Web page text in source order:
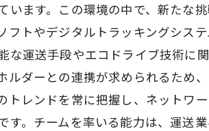
ます。この環境の中で、新たな
トやデジタルトラッキングシス
な運送手段やエコドライブ技術に
ルダーとの連携が求められるため
トレンドを常に把握し、ネットワ
す。チームを率いる能力は、運送